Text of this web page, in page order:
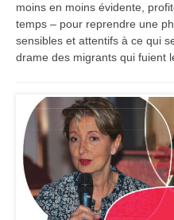
moins en moins évidente,
temps – pour reprendre une
sensibles et attentifs à ce qui
drame des migrants qui fuient